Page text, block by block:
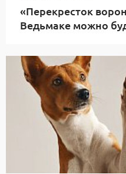
«Перекресток
Ведьмаке можно